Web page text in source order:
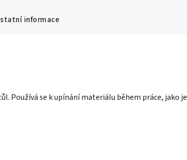
informace
Používá se k upínání materiálu během práce,